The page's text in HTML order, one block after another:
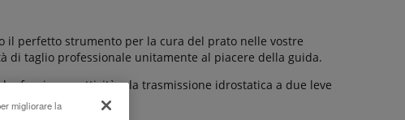
il perfetto strumento per la cura del prato nelle vostre
di taglio professionale unitamente al piacere della guida.
fornisce reattività e la trasmissione idrostatica a due leve
veloce ma ben fatto.
migliorare la